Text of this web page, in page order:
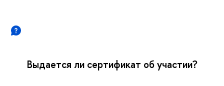
Выдается ли сертификат об участии?